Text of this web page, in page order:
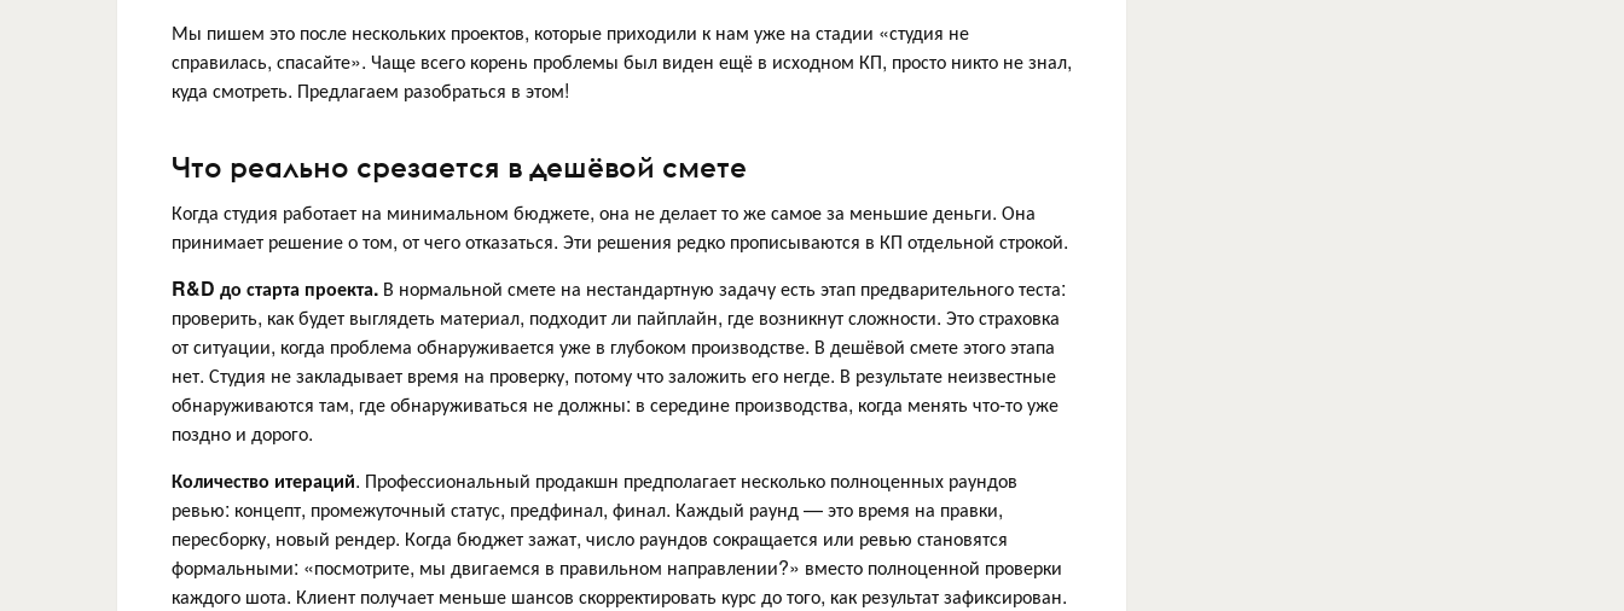
Мы пишем это после нескольких проектов, которые приходили к нам уже на стадии «студия не
справилась, спасайте». Чаще всего корень проблемы был виден ещё в исходном КП, просто никто не знал,
куда смотреть. Предлагаем разобраться в этом!
Что реально срезается в дешёвой смете
Когда студия работает на минимальном бюджете, она не делает то же самое за меньшие деньги. Она
принимает решение о том, от чего отказаться. Эти решения редко прописываются в КП отдельной строкой.
R&D до старта проекта. В нормальной смете на нестандартную задачу есть этап предварительного теста:
проверить, как будет выглядеть материал, подходит ли пайплайн, где возникнут сложности. Это страховка
от ситуации, когда проблема обнаруживается уже в глубоком производстве. В дешёвой смете этого этапа
нет. Студия не закладывает время на проверку, потому что заложить его негде. В результате неизвестные
обнаруживаются там, где обнаруживаться не должны: в середине производства, когда менять что-то уже
поздно и дорого.
Количество итераций. Профессиональный продакшн предполагает несколько полноценных раундов
ревью: концепт, промежуточный статус, предфинал, финал. Каждый раунд — это время на правки,
пересборку, новый рендер. Когда бюджет зажат, число раундов сокращается или ревью становятся
формальными: «посмотрите, мы двигаемся в правильном направлении?» вместо полноценной проверки
каждого шота. Клиент получает меньше шансов скорректировать курс до того, как результат зафиксирован.